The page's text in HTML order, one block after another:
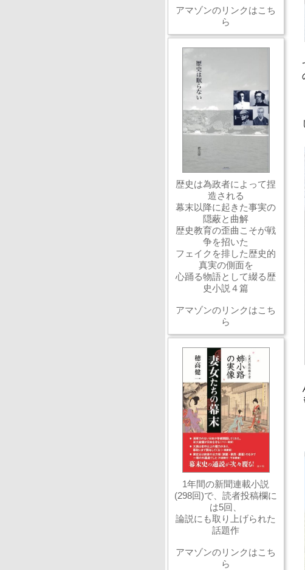
アマゾンのリンクはこち
ら
歴史は為政者によって捏
造される
幕末以降に起きた事実の
隠蔽と曲解
歴史教育の歪曲こそが戦
争を招いた
フェイクを排した歴史的
真実の側面を
心踊る物語として綴る歴
史小説４篇
アマゾンのリンクはこち
ら
1年間の新聞連載小説
(298回)で、読者投稿欄に
は5回、
論説にも取り上げられた
話題作
アマゾンのリンクはこち
ら